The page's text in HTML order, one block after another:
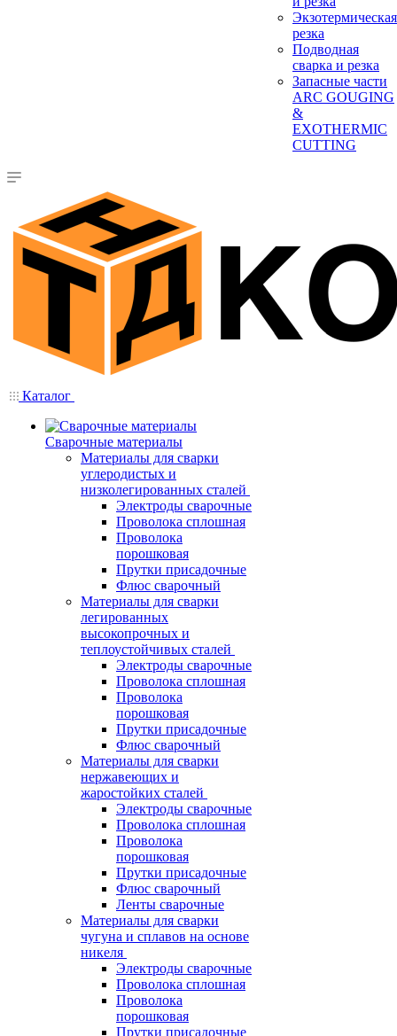
Экзотермическая
резка
Подводная
сварка и резка
Запасные части
ARC GOUGING
&
EXOTHERMIC
CUTTING
Каталог
Сварочные материалы
Материалы для сварки
углеродистых и
низколегированных сталей
Электроды сварочные
Проволока сплошная
Проволока
порошковая
Прутки присадочные
Флюс сварочный
Материалы для сварки
легированных
высокопрочных и
теплоустойчивых сталей
Электроды сварочные
Проволока сплошная
Проволока
порошковая
Прутки присадочные
Флюс сварочный
Материалы для сварки
нержавеющих и
жаростойких сталей
Электроды сварочные
Проволока сплошная
Проволока
порошковая
Прутки присадочные
Флюс сварочный
Ленты сварочные
Материалы для сварки
чугуна и сплавов на основе
никеля
Электроды сварочные
Проволока сплошная
Проволока
порошковая
Прутки присадочные